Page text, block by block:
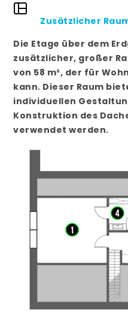
Zusätzlicher
Die Etage über dem
zusätzlicher, großer
von 58 m², der für
kann. Dieser Raum
individuellen
Konstruktion des
verwendet werden.